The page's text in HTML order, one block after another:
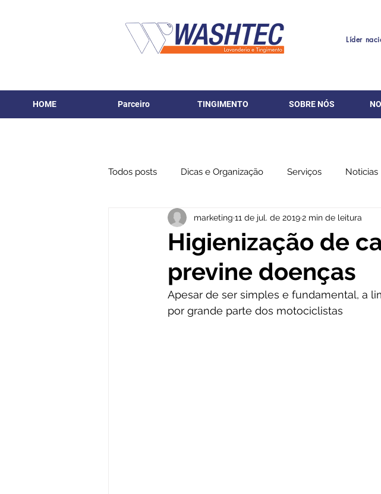
Líder
HOME Parceiro TINGIMENTO SOBRE NÓS
Todos posts Dicas e Organização Serviços Noticias
Higienização de
previne doenças
marketing 11 de jul. de 20192 min de leitura
Apesar de ser simples e fundamental, a
por grande parte dos motociclistas